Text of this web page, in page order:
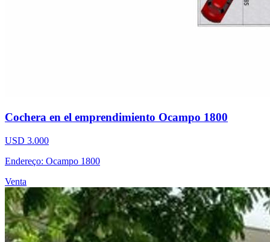
Cochera en el emprendimiento Ocampo 1800
USD 3.000
Endereço: Ocampo 1800
Venta